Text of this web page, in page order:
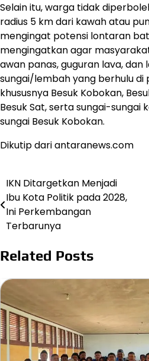
Selain itu, warga tidak
radius 5 km dari kawah atau
mengingat potensi lontaran
mengingatkan agar
awan panas, guguran lava, dan
sungai/lembah yang berhulu di
khususnya Besuk Kobokan,
Besuk Sat, serta sungai-sungai
sungai Besuk Kobokan.
Dikutip dari antaranews.com
Post
navigation
IKN Ditargetkan Menjadi
Ibu Kota Politik pada 2028,
Ini Perkembangan
Terbarunya
Related Posts